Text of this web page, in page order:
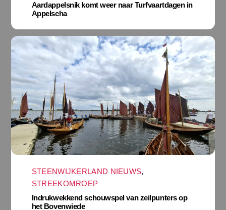
Aardappelsnik komt weer naar Turfvaartdagen in
Appelscha
STEENWIJKERLAND NIEUWS,
STREEKOMROEP
Indrukwekkend schouwspel van zeilpunters op
het Bovenwiede